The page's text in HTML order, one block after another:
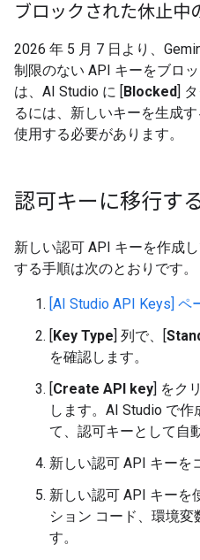
ブロックされた休止中
2026 年 5 月 7 日より、
制限のない API キーをブロ
は、AI Studio に [Blocked]
るには、新しいキーを生成
使用する必要があります。
認可キーに移行す
新しい認可 API キーを作成
する手順は次のとおりです。
[AI Studio API Keys] ペ
[Key Type] 列で、[
を確認します。
[Create API key] をク
します。AI Studio で
て、認可キーとして自
新しい認可 API キーを
新しい認可 API キーを
ション コード、環境変
す。